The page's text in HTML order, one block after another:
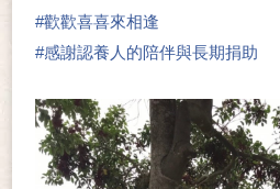
#歡歡喜喜來相逢
#感謝認養人的陪伴與長期捐助